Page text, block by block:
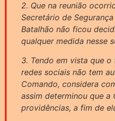
2. Que na reunião
Secretário de
Batalhão não ficou
qualquer medida nesse
3. Tendo em vista que
redes sociais não tem
Comando, considera
assim determinou que a
providências, a fim de